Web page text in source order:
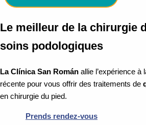
Le meilleur de la chirurgie
soins podologiques
La Clínica San Román allie l’expérience à
récente pour vous offrir des traitements de
en chirurgie du pied.
Prends rendez-vous